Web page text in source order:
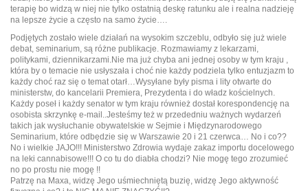
terapię bo widzą w niej nie tylko ostatnią deskę ratunku ale i realna nadzieję
na lepsze życie a często na samo życie….
Podjętych zostało wiele działań na wysokim szczeblu, odbyło się już wiele
debat, seminarium, są różne publikacje. Rozmawiamy z lekarzami,
politykami, dziennikarzami.Nie ma już chyba ani jednej osoby w tym kraju ,
która by o temacie nie usłyszała i choć nie każdy podziela tylko entuzjazm to
każdy choć raz się o temat otarł…Wysyłane były pisma i lity otwarte do
ministerstw, do kancelarii Premiera, Prezydenta i do władz kościelnych.
Każdy poseł i każdy senator w tym kraju również dostał korespondencję na
osobista skrzynkę e-mail..Jesteśmy też w przededniu ważnych wydarzeń
takich jak wysłuchanie obywatelskie w Sejmie i Międzynarodowego
Seminarium, które odbędzie się w Warszawie 20 i 21 czerwca… No i co??
No i wielkie JAJO!!! Ministerstwo Zdrowia wydaje zakaz importu docelowego
na leki cannabisowe!!! O co tu do diabła chodzi? Nie mogę tego zrozumieć
no po prostu nie mogę !!
Patrzę na Maxa, widzę Jego uśmiechniętą buzię, widzę Jego aktywność